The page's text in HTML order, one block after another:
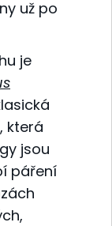
už po
je
která
jsou
páření